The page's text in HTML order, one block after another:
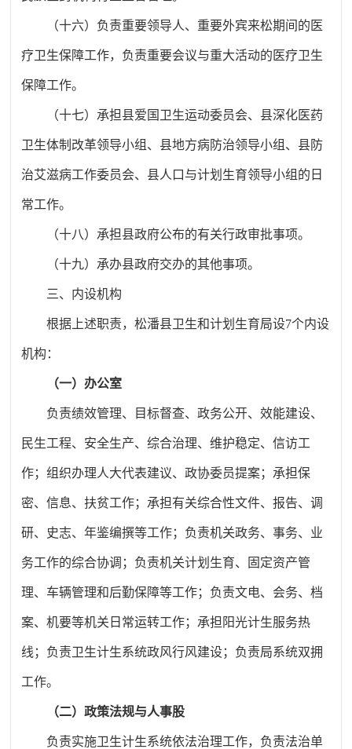
（十六）负责重要领导人、重要外宾来松期间的医
疗卫生保障工作，负责重要会议与重大活动的医疗卫生
保障工作。
（十七）承担县爱国卫生运动委员会、县深化医药
卫生体制改革领导小组、县地方病防治领导小组、县防
治艾滋病工作委员会、县人口与计划生育领导小组的日
常工作。
（十八）承担县政府公布的有关行政审批事项。
（十九）承办县政府交办的其他事项。
三、内设机构
根据上述职责，松潘县卫生和计划生育局设7个内设
机构：
（一）办公室
负责绩效管理、目标督查、政务公开、效能建设、
民生工程、安全生产、综合治理、维护稳定、信访工
作；组织办理人大代表建议、政协委员提案；承担保
密、信息、扶贫工作；承担有关综合性文件、报告、调
研、史志、年鉴编撰等工作；负责机关政务、事务、业
务工作的综合协调；负责机关计划生育、固定资产管
理、车辆管理和后勤保障等工作；负责文电、会务、档
案、机要等机关日常运转工作；承担阳光计生服务热
线； 负责卫生计生系统政风行风建设；负责局系统双拥
工作。
（二）政策法规与人事股
负责实施卫生计生系统依法治理工作，负责法治单